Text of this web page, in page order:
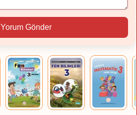
Yorum Gönder